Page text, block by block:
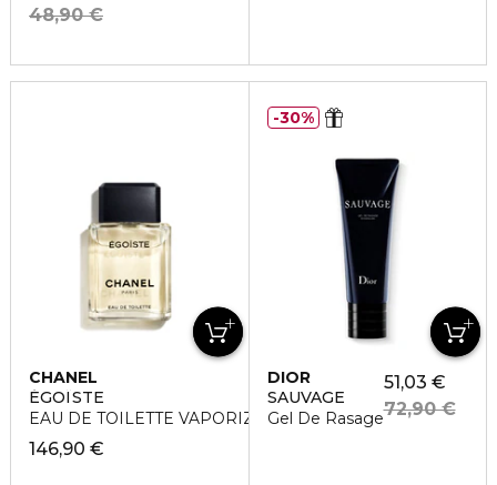
48,90 €
CHANEL
ÉGOÏSTE
EAU DE TOILETTE VAPORIZZATORE
146,90 €
DIOR
SAUVAGE
Gel De Rasage
51,03 €
72,90 €
30%